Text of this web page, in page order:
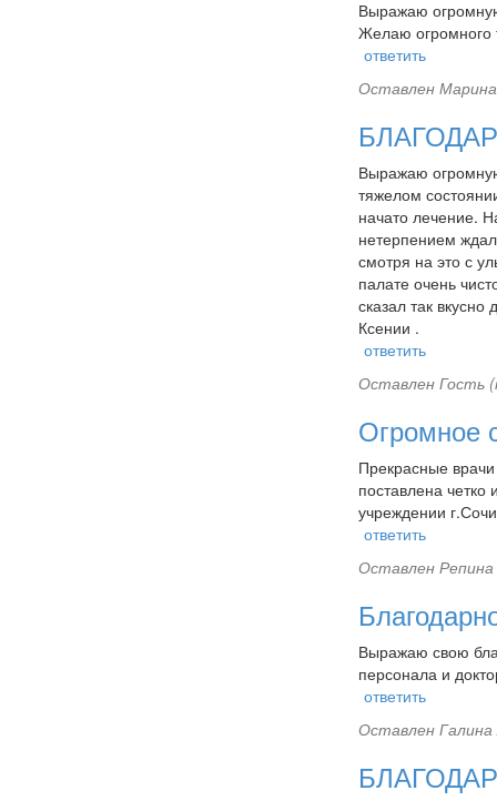
Выражаю
Желаю огромного
ответить
Оставлен
Выражаю
тяжелом
начато лечение.
нетерпением
смотря на это с
палате очень
сказал так
Ксении .
ответить
Оставлен Гость
Огромное
Прекрасные
поставлена четко
учреждении
ответить
Оставлен
Выражаю свою
персонала и
ответить
Оставлен Галина